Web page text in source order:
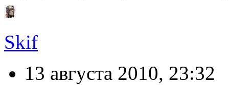
Skif
13 августа 2010, 23:32